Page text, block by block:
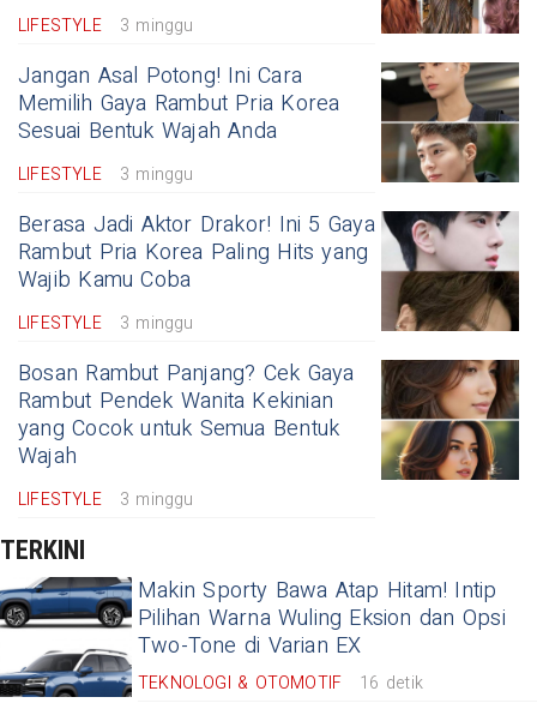
LIFESTYLE 3 minggu
Jangan Asal Potong! Ini Cara
Memilih Gaya Rambut Pria Korea
Sesuai Bentuk Wajah Anda
LIFESTYLE 3 minggu
Berasa Jadi Aktor Drakor! Ini 5 Gaya
Rambut Pria Korea Paling Hits yang
Wajib Kamu Coba
LIFESTYLE 3 minggu
Bosan Rambut Panjang? Cek Gaya
Rambut Pendek Wanita Kekinian
yang Cocok untuk Semua Bentuk
Wajah
LIFESTYLE 3 minggu
TERKINI
Makin Sporty Bawa Atap Hitam! Intip
Pilihan Warna Wuling Eksion dan Opsi
Two-Tone di Varian EX
TEKNOLOGI & OTOMOTIF 16 detik